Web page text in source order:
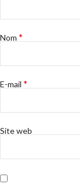
Nom *
E-mail *
Site web